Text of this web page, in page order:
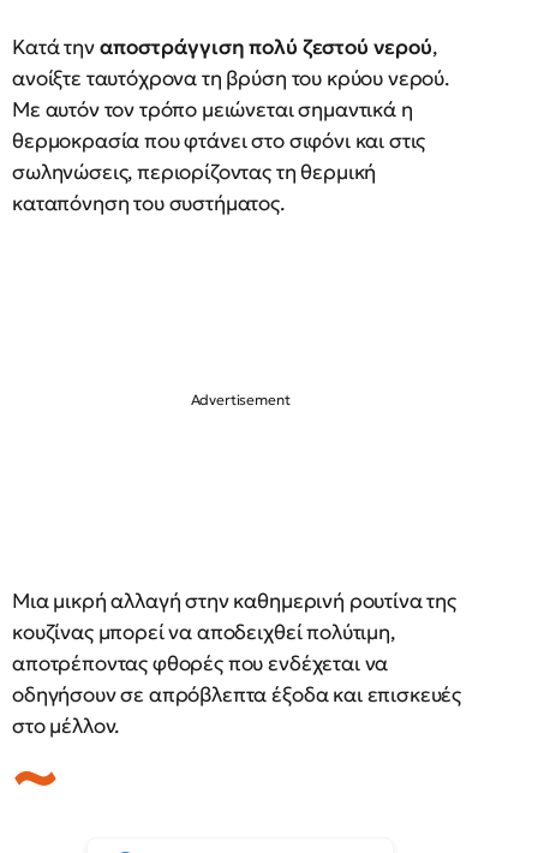
Κατά τηναποστράγγιση πολύ ζεστού νερού,
ανοίξτε ταυτόχρονα τη βρύση του κρύου νερού.
Με αυτόν τον τρόπο μειώνεται σημαντικά η
θερμοκρασία που φτάνει στο σιφόνι και στις
σωληνώσεις, περιορίζοντας τη θερμική
καταπόνηση του συστήματος.
Μια μικρή αλλαγή στην καθημερινή ρουτίνα της
κουζίνας μπορεί να αποδειχθεί πολύτιμη,
αποτρέποντας φθορές που ενδέχεται να
οδηγήσουν σε απρόβλεπτα έξοδα και επισκευές
στο μέλλον.